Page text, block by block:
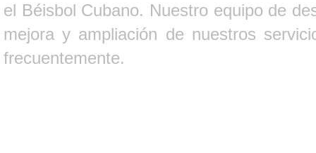
el Béisbol Cubano. Nuestro equipo de
mejora y ampliación de nuestros
frecuentemente.